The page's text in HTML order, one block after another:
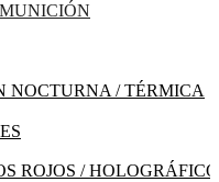
NOCTURNA / TÉRMICA
ROJOS /